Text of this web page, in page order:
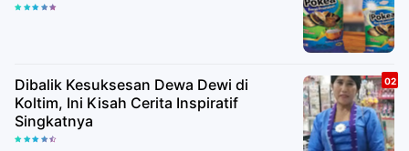
Dibalik Kesuksesan Dewa Dewi di
Koltim, Ini Kisah Cerita Inspiratif
Singkatnya